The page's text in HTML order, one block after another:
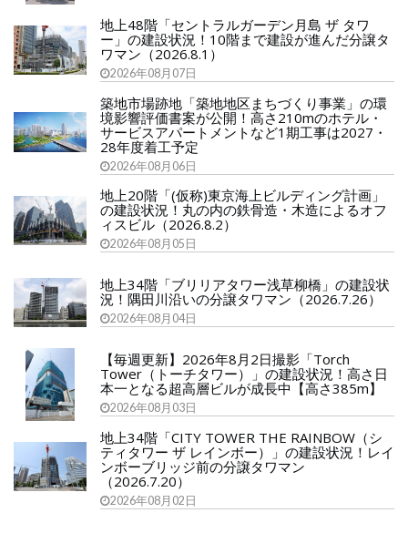
地上48階「セントラルガーデン月島 ザ タワ
ー」の建設状況！10階まで建設が進んだ分譲タ
ワマン（2026.8.1）
2026年08月07日
築地市場跡地「築地地区まちづくり事業」の環
境影響評価書案が公開！高さ210mのホテル・
サービスアパートメントなど1期工事は2027・
28年度着工予定
2026年08月06日
地上20階「(仮称)東京海上ビルディング計画」
の建設状況！丸の内の鉄骨造・木造によるオフ
ィスビル（2026.8.2）
2026年08月05日
地上34階「ブリリアタワー浅草柳橋」の建設状
況！隅田川沿いの分譲タワマン（2026.7.26）
2026年08月04日
【毎週更新】2026年8月2日撮影「Torch
Tower（トーチタワー）」の建設状況！高さ日
本一となる超高層ビルが成長中【高さ385m】
2026年08月03日
地上34階「CITY TOWER THE RAINBOW（シ
ティタワー ザ レインボー）」の建設状況！レイ
ンボーブリッジ前の分譲タワマン
（2026.7.20）
2026年08月02日